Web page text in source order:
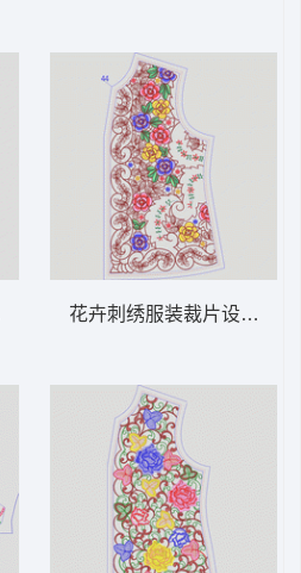
衣边下摆 中东阿拉
花卉刺绣服装裁片设计图